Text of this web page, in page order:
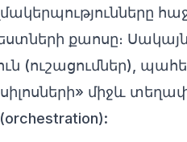
քաոսը։
(ուշացումներ),
միջև